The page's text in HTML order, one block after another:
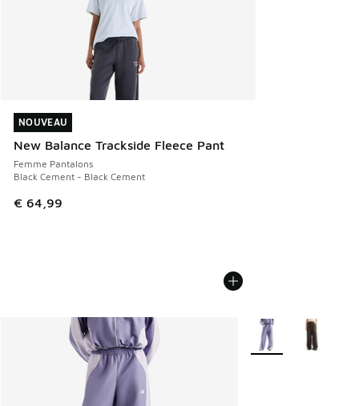
NOUVEAU
New Balance Trackside Fleece Pant
Femme Pantalons
Black Cement - Black Cement
€ 64,99
NOUVEAU
Plus de couleurs